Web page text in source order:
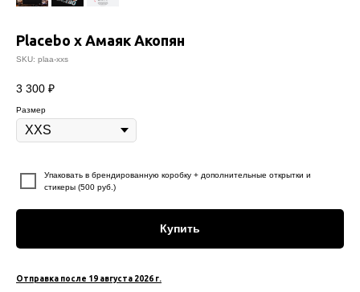
Placebo x Амаяк Акопян
SKU: plaa-xxs
3 300 ₽
Размер
Упаковать в брендированную коробку + дополнительные открытки и
стикеры (500 руб.)
Купить
Отправка после 19 августа 2026 г.